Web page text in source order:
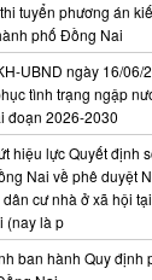
tuyển phương án
phố Đồng Nai
UBND ngày 16/06/
tình trạng ngập
đoạn 2026-2030
hiệu lực Quyết định
Nai về phê duyệt
cư nhà ở xã hội
(nay là p
ban hành Quy định